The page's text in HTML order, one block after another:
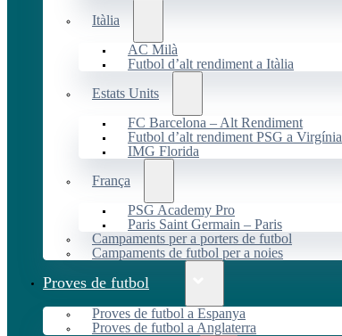
Itàlia
AC Milà
Futbol d’alt rendiment a Itàlia
Estats Units
FC Barcelona – Alt Rendiment
Futbol d’alt rendiment PSG a Virgínia
IMG Florida
França
PSG Academy Pro
Paris Saint Germain – Paris
Campaments per a porters de futbol
Campaments de futbol per a noies
Proves de futbol
Proves de futbol a Espanya
Proves de futbol a Anglaterra